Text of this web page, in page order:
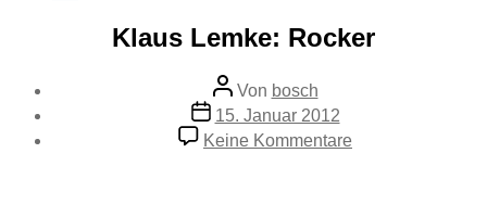
Klaus Lemke: Rocker
Beitragsautor
Von bosch
Veröffentlichungsdatum
15. Januar 2012
Keine Kommentare
Klaus